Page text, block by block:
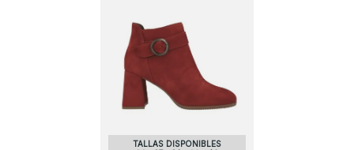
TALLAS DISPONIBLES